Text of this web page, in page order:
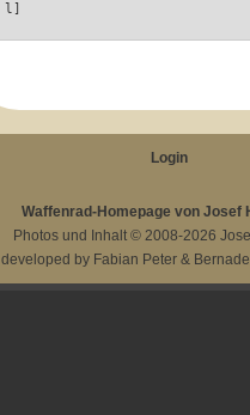
l]
Login
Waffenrad-Homepage von Josef
Photos und Inhalt © 2008-2026
developed by Fabian Peter &